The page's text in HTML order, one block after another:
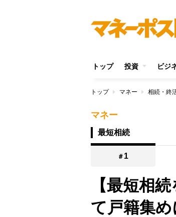
トップ 投資 ビジ
トップ マネー 相続・終
マネー
最短相続
＃ 1
【最短相
て戸籍集